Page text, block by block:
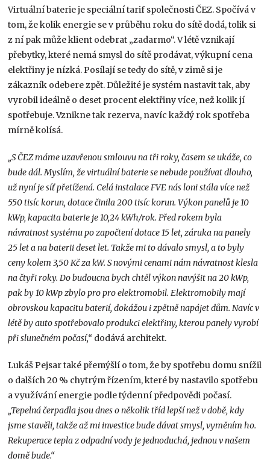
Virtuální baterie je speciální tarif společnosti ČEZ. Spočívá v
tom, že kolik energie se v průběhu roku do sítě dodá, tolik si
z ní pak může klient odebrat „zadarmo“. V létě vznikají
přebytky, které nemá smysl do sítě prodávat, výkupní cena
elektřiny je nízká. Posílají se tedy do sítě, v zimě si je
zákazník odebere zpět. Důležité je systém nastavit tak, aby
vyrobil ideálně o deset procent elektřiny více, než kolik jí
spotřebuje. Vznikne tak rezerva, navíc každý rok spotřeba
mírně kolísá.
„S ČEZ máme uzavřenou smlouvu na tři roky, časem se ukáže, co
bude dál. Myslím, že virtuální baterie se nebude používat dlouho,
už nyní je síť přetížená. Celá instalace FVE nás loni stála více než
550 tisíc korun, dotace činila 200 tisíc korun. Výkon panelů je 10
kWp, kapacita baterie je 10,24 kWh/rok. Před rokem byla
návratnost systému po započtení dotace 15 let, záruka na panely
25 let a na baterii deset let. Takže mi to dávalo smysl, a to byly
ceny kolem 3,50 Kč za kW. S novými cenami nám návratnost klesla
na čtyři roky. Do budoucna bych chtěl výkon navýšit na 20 kWp,
pak by 10 kWp zbylo pro pro elektromobil. Elektromobily mají
obrovskou kapacitu baterií, dokážou i zpětně napájet dům. Navíc v
létě by auto spotřebovalo produkci elektřiny, kterou panely vyrobí
při slunečném počasí,“ dodává architekt.
Lukáš Pejsar také přemýšlí o tom, že by spotřebu domu snížil
o dalších 20 % chytrým řízením, které by nastavilo spotřebu
a využívání energie podle týdenní předpovědi počasí.
„Tepelná čerpadla jsou dnes o několik tříd lepší než v době, kdy
jsme stavěli, takže až mi investice bude dávat smysl, vyměním ho.
Rekuperacetepla z odpadní vody je jednoduchá, jednou v našem
domě bude.“